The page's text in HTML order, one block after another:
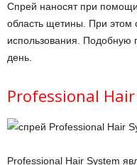
Спрей наносят при
область щетины. При этом
использования. Подобную
день.
Professional
Professional Hair System